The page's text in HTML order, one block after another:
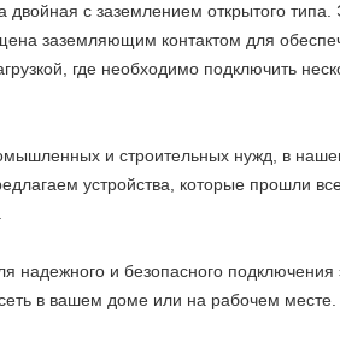
с заземлением открытого
заземляющим контактом для
где необходимо подключить
и строительных нужд, в
устройства, которые прошли
и безопасного подключения
в вашем доме или на рабочем месте.